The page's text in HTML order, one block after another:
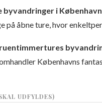
byvandringer i
på åbne ture, hvor
Københavns
UDFYLDES)